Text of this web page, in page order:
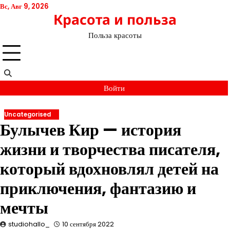
Перейти
Вс, Авг 9, 2026
Красота и польза
Польза красоты
Войти
Uncategorised
Булычев Кир — история
жизни и творчества писателя,
который вдохновлял детей на
приключения, фантазию и
мечты
studiohallo_ 10 сентября 2022